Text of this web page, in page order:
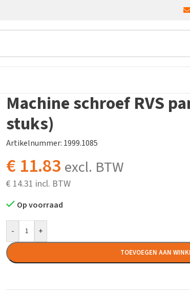
Machine schroef RVS
stuks)
Artikelnummer: 1999.1085
€ 11.83 excl. BTW
€ 14.31
Op voorraad
- +
TOEVOEGEN AAN